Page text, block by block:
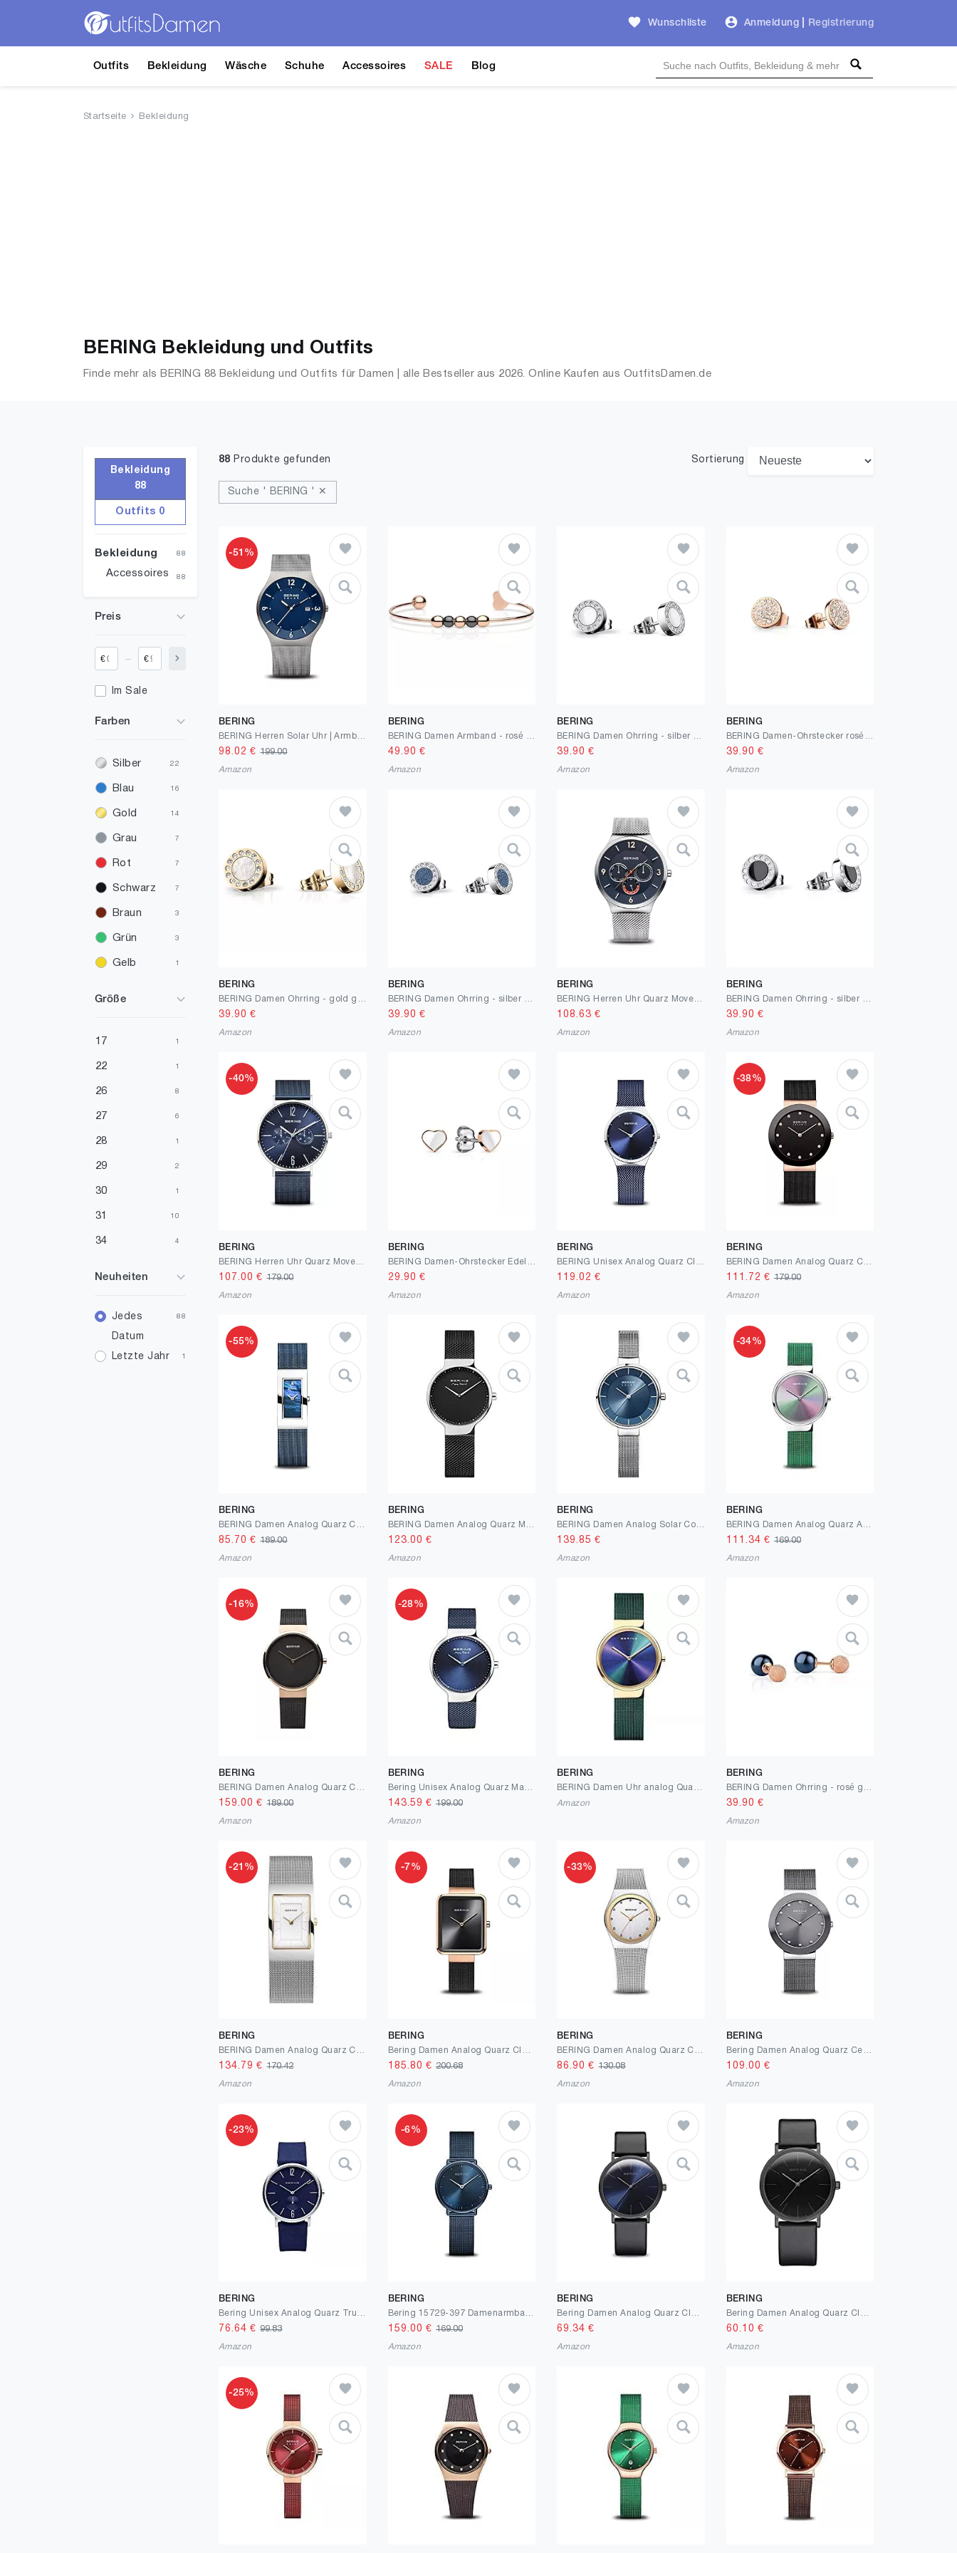
Wunschliste Anmeldung Registrierung
Outfits Bekleidung Wäsche Schuhe Accessoires SALE Blog
Startseite Bekleidung
BERING Bekleidung und Outfits
Finde mehr als BERING 88 Bekleidung und Outfits für Damen | alle Bestseller aus 2026. Online Kaufen aus OutfitsDamen.de
Bekleidung
88
Outfits 0
Bekleidung 88
Accessoires 88
Preis
€ €
Im Sale
Farben
Silber 22
Blau 16
Gold 14
Grau 7
Rot 7
Schwarz 7
Braun 3
Grün 3
Gelb 1
Größe
17 1
22 1
26 8
27 6
28 1
29 2
30 1
31 10
34 4
38 1
Neuheiten
Jedes
Datum
88
Letzte Jahr 1
88 Produkte gefunden Sortierung
Suche ' BERING ' ✕
-51%
BERING
98.02 €199.00
Amazon
BERING
49.90 €
Amazon
BERING
39.90 €
Amazon
BERING
39.90 €
Amazon
BERING
39.90 €
Amazon
BERING
39.90 €
Amazon
BERING
108.63 €
Amazon
BERING
39.90 €
Amazon
-40%
BERING
107.00 €179.00
Amazon
BERING
29.90 €
Amazon
BERING
119.02 €
Amazon
-38%
BERING
111.72 € 179.00
Amazon
-55%
BERING
85.70 €189.00
Amazon
BERING
123.00 €
Amazon
BERING
139.85 €
Amazon
-34%
BERING
111.34 € 169.00
Amazon
-16%
BERING
159.00 €189.00
Amazon
-28%
BERING
143.59 € 199.00
Amazon
BERING
Amazon
BERING
39.90 €
Amazon
-21%
BERING
134.79 €170.42
Amazon
-7%
BERING
185.80 € 200.68
Amazon
-33%
BERING
86.90 €130.08
Amazon
BERING
109.00 €
Amazon
-23%
BERING
76.64 €99.83
Amazon
-6%
BERING
159.00 € 169.00
Amazon
BERING
69.34 €
Amazon
BERING
60.10 €
Amazon
-25%